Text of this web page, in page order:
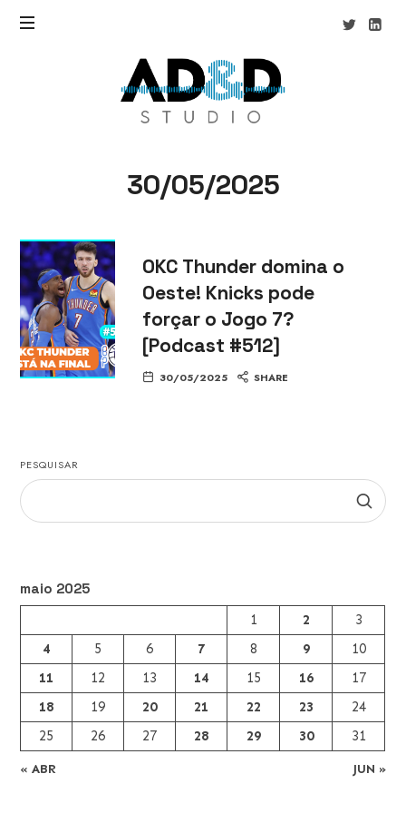
AD&D
Studio
30/05/2025
OKC Thunder domina o
Oeste! Knicks pode
forçar o Jogo 7?
[Podcast #512]
30/05/2025 SHARE
PESQUISAR
maio 2025
1 2
3
4
5 6 7 8 9
10
11
12 13 14 15 16
17
18
19 20 21 22 23
24
25
26 27 28 29 30 31
« ABR JUN »